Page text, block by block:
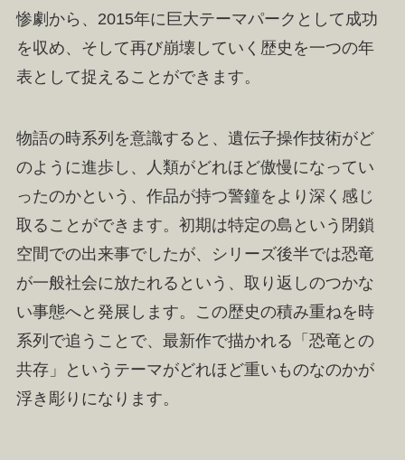
惨劇から、2015年に巨大テーマパークとして成功
を収め、そして再び崩壊していく歴史を一つの年
表として捉えることができます。
物語の時系列を意識すると、遺伝子操作技術がど
のように進歩し、人類がどれほど傲慢になってい
ったのかという、作品が持つ警鐘をより深く感じ
取ることができます。初期は特定の島という閉鎖
空間での出来事でしたが、シリーズ後半では恐竜
が一般社会に放たれるという、取り返しのつかな
い事態へと発展します。この歴史の積み重ねを時
系列で追うことで、最新作で描かれる「恐竜との
共存」というテーマがどれほど重いものなのかが
浮き彫りになります。